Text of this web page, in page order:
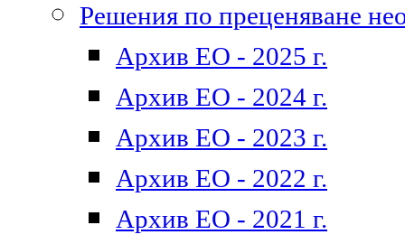
Решения по преценяване
Архив ЕО - 2025 г.
Архив ЕО - 2024 г.
Архив ЕО - 2023 г.
Архив ЕО - 2022 г.
Архив ЕО - 2021 г.